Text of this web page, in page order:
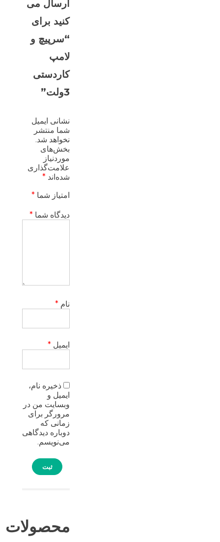
ارسال می
کنید برای
“سرپیچ و
لامپ
کاردستی
3ولت”
نشانی ایمیل
شما منتشر
نخواهد شد.
بخش‌های
موردنیاز
علامت‌گذاری
شده‌اند *
امتیاز شما *
دیدگاه شما *
نام *
ایمیل *
ذخیره نام،
ایمیل و
وبسایت من در
مرورگر برای
زمانی که
دوباره دیدگاهی
می‌نویسم.
محصولات